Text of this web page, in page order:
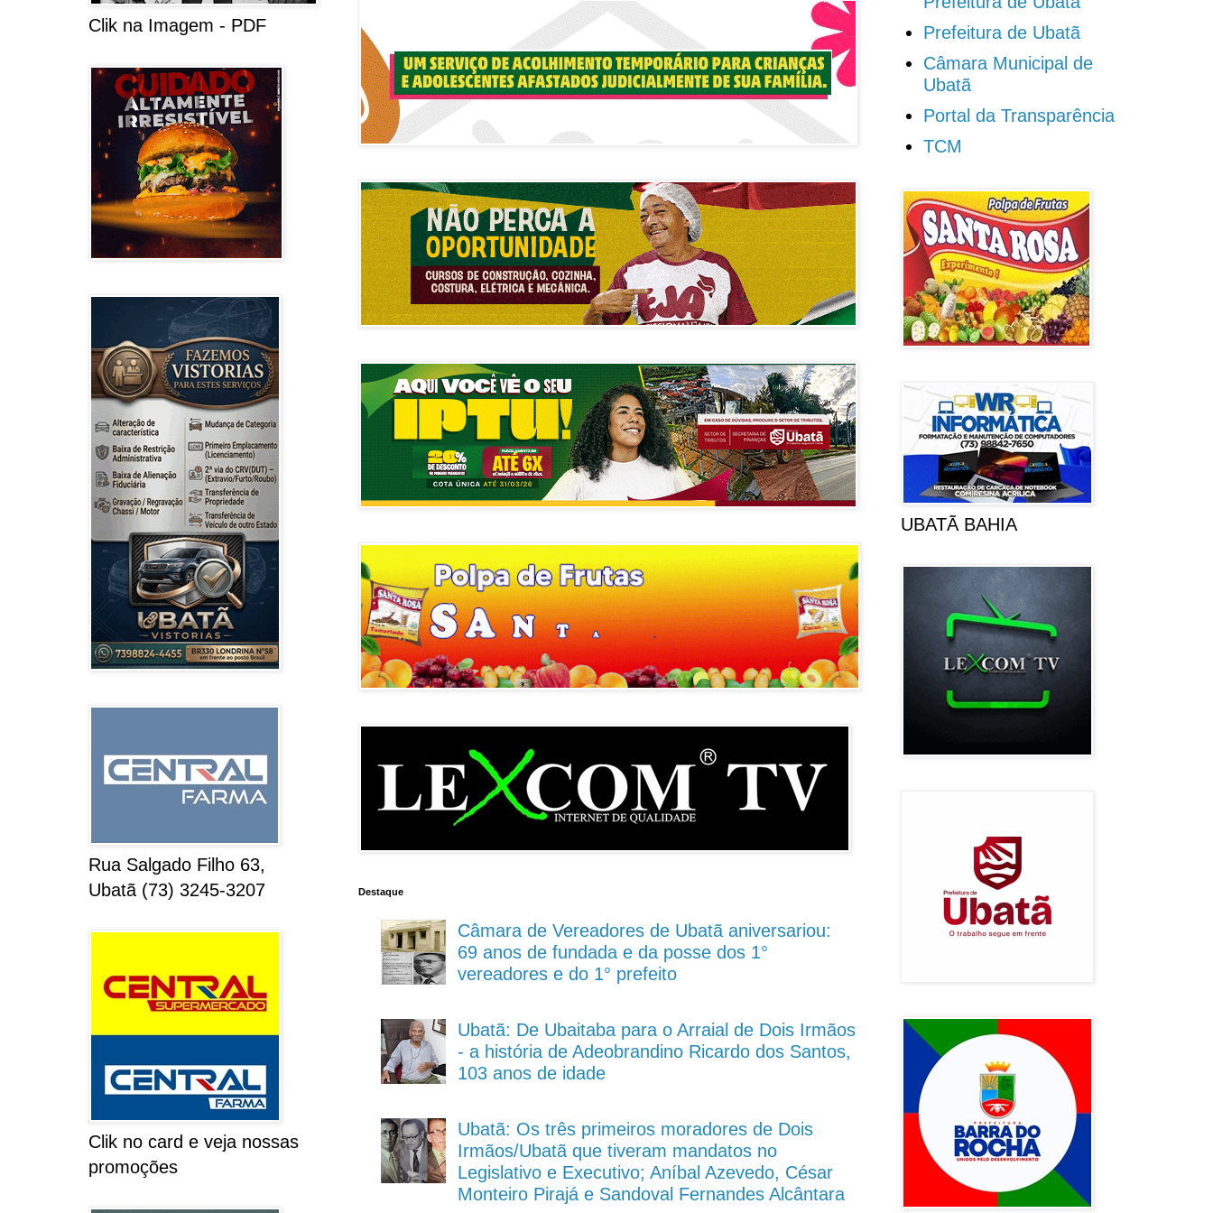
Destaque
Câmara de Vereadores de Ubatã aniversariou:
69 anos de fundada e da posse dos 1°
vereadores e do 1° prefeito
Ubatã: De Ubaitaba para o Arraial de Dois Irmãos
- a história de Adeobrandino Ricardo dos Santos,
103 anos de idade
Ubatã: Os três primeiros moradores de Dois
Irmãos/Ubatã que tiveram mandatos no
Legislativo e Executivo; Aníbal Azevedo, César
Monteiro Pirajá e Sandoval Fernandes Alcântara
Clik na Imagem - PDF
Rua Salgado Filho 63,
Ubatã (73) 3245-3207
Clik no card e veja nossas
promoções
Prefeitura de Ubatã
Câmara Municipal de
Ubatã
Portal da Transparência
TCM
UBATÃ BAHIA